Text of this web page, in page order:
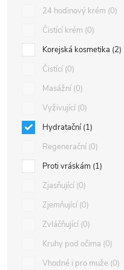
24 hodinový krém 0
Čistící krém 0
Korejská kosmetika 2
Čistící 0
Masážní 0
Vyživující 0
Hydratační 1
Regenerační 0
Proti vráskám 1
Zjasňující 0
Zjemňující 0
Zvláčňující 0
Kruhy pod očima 0
Vhodné i pro muže 0